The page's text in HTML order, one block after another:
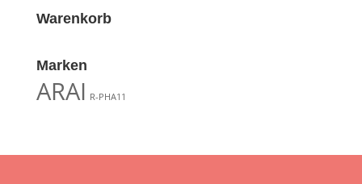
Warenkorb
Marken
ARAI R-PHA11